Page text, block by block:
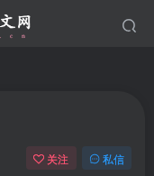
关注 私信